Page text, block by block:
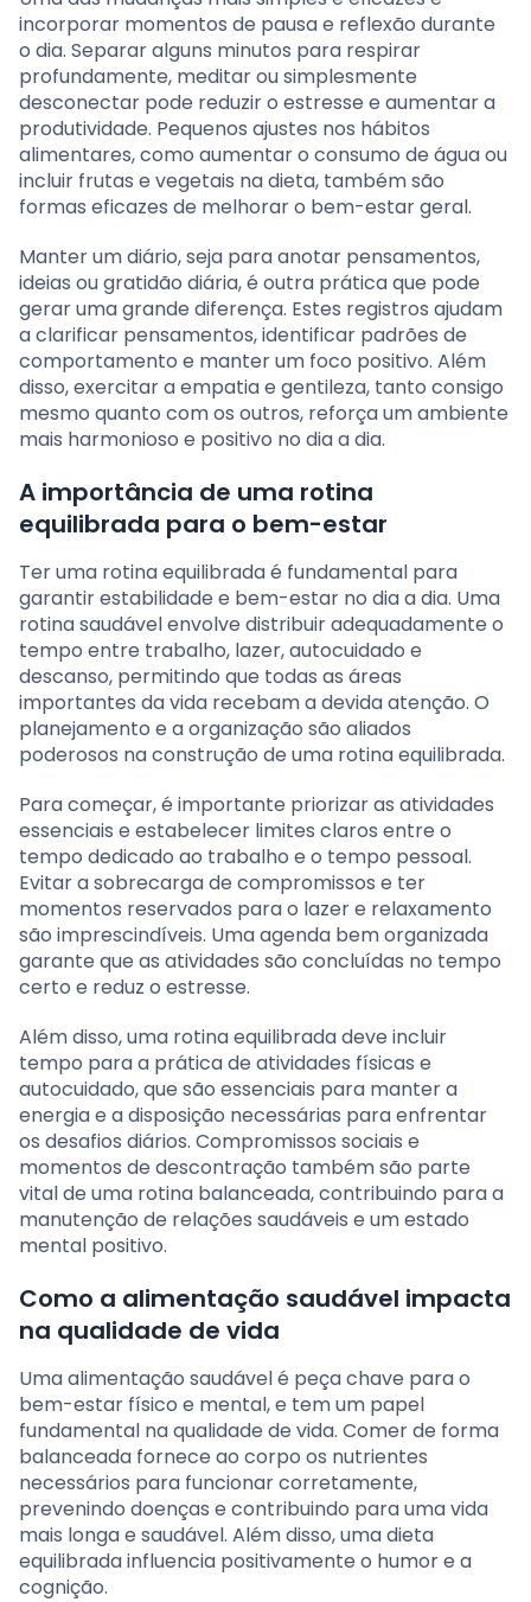
incorporar momentos de pausa e reflexão durante
o dia. Separar alguns minutos para respirar
profundamente, meditar ou simplesmente
desconectar pode reduzir o estresse e aumentar a
produtividade. Pequenos ajustes nos hábitos
alimentares, como aumentar o consumo de água ou
incluir frutas e vegetais na dieta, também são
formas eficazes de melhorar o bem-estar geral.
Manter um diário, seja para anotar pensamentos,
ideias ou gratidão diária, é outra prática que pode
gerar uma grande diferença. Estes registros ajudam
a clarificar pensamentos, identificar padrões de
comportamento e manter um foco positivo. Além
disso, exercitar a empatia e gentileza, tanto consigo
mesmo quanto com os outros, reforça um ambiente
mais harmonioso e positivo no dia a dia.
A importância de uma rotina
equilibrada para o bem-estar
Ter uma rotina equilibrada é fundamental para
garantir estabilidade e bem-estar no dia a dia. Uma
rotina saudável envolve distribuir adequadamente o
tempo entre trabalho, lazer, autocuidado e
descanso, permitindo que todas as áreas
importantes da vida recebam a devida atenção. O
planejamento e a organização são aliados
poderosos na construção de uma rotina equilibrada.
Para começar, é importante priorizar as atividades
essenciais e estabelecer limites claros entre o
tempo dedicado ao trabalho e o tempo pessoal.
Evitar a sobrecarga de compromissos e ter
momentos reservados para o lazer e relaxamento
são imprescindíveis. Uma agenda bem organizada
garante que as atividades são concluídas no tempo
certo e reduz o estresse.
Além disso, uma rotina equilibrada deve incluir
tempo para a prática de atividades físicas e
autocuidado, que são essenciais para manter a
energia e a disposição necessárias para enfrentar
os desafios diários. Compromissos sociais e
momentos de descontração também são parte
vital de uma rotina balanceada, contribuindo para a
manutenção de relações saudáveis e um estado
mental positivo.
Como a alimentação saudável impacta
na qualidade de vida
Uma alimentação saudável é peça chave para o
bem-estar físico e mental, e tem um papel
fundamental na qualidade de vida. Comer de forma
balanceada fornece ao corpo os nutrientes
necessários para funcionar corretamente,
prevenindo doenças e contribuindo para uma vida
mais longa e saudável. Além disso, uma dieta
equilibrada influencia positivamente o humor e a
cognição.